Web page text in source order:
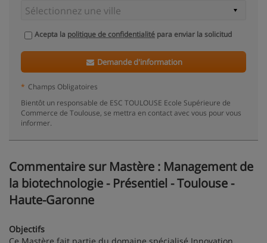
Acepta la politique de confidentialité para enviar la solicitud
Demande d'information
* Champs Obligatoires
Bientôt un responsable de ESC TOULOUSE Ecole Supérieure de
Commerce de Toulouse, se mettra en contact avec vous pour vous
informer.
Commentaire sur Mastère : Management de
la biotechnologie - Présentiel - Toulouse -
Haute-Garonne
Objectifs